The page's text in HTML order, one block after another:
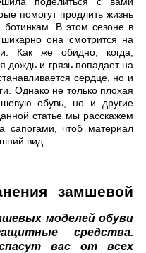
помогут продлить жизнь
В этом сезоне в
она смотрится на
Как же обидно, когда,
дождь и грязь попадает на
сердце, но и
Однако не только плохая
обувь, но и другие
статье мы расскажем
сапогами, чтоб материал
вид.
замшевой
моделей обуви
средства.
вас от всех